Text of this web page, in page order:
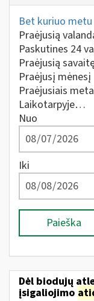
Bet kuriuo metu
Praėjusią
Paskutines 24
Praėjusią
Praėjusį mėnesį
Praėjusiais
Laikotarpyje…
Nuo
Iki
Paieška
Dėl biodujų
įsigaliojimo